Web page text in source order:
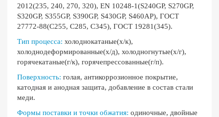
2012(235, 240, 270, 320), EN 10248-1(S240GP, S270GP,
S320GP, S355GP, S390GP, S430GP, S460AP), ГОСТ
27772-88(С255, С285, С345), ГОСТ 19281(345).
Тип процесса: холоднокатаные(х/к),
холоднодеформированные(х/д), холодногнутые(х/г),
горячекатаные(г/к), горячепрессованные(г/п).
Поверхность: голая, антикоррозионное покрытие,
катодная и анодная защита, добавление в состав стали
меди.
Формы поставки и точки обжатия: одиночные, двойные